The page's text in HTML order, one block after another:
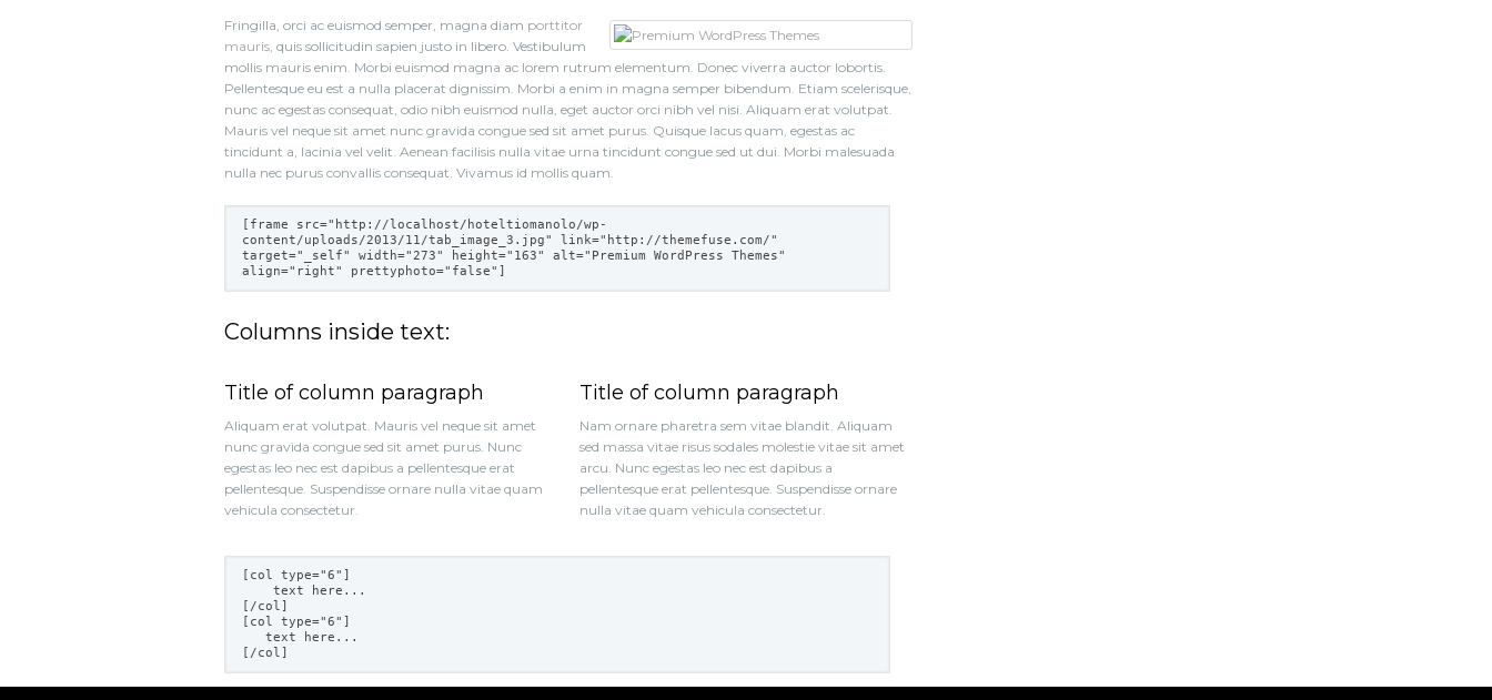
Fringilla, orci ac euismod semper, magna diam porttitor
mauris , quis sollicitudin sapien justo in libero. Vestibulum
mollis mauris enim. Morbi euismod magna ac lorem rutrum elementum. Donec viverra auctor lobortis.
Pellentesque eu est a nulla placerat dignissim. Morbi a enim in magna semper bibendum. Etiam scelerisque,
nunc ac egestas consequat, odio nibh euismod nulla, eget auctor orci nibh vel nisi. Aliquam erat volutpat.
Mauris vel neque sit amet nunc gravida congue sed sit amet purus. Quisque lacus quam, egestas ac
tincidunt a, lacinia vel velit. Aenean facilisis nulla vitae urna tincidunt congue sed ut dui. Morbi malesuada
nulla nec purus convallis consequat. Vivamus id mollis quam.
[frame src=" http://localhost/hoteltiomanolo/wp-
content/uploads/2013/11/tab_image_3.jpg" link=" http://themefuse.com/"
target="_self" width="273" height="163" alt="Premium WordPress Themes"
align="right" prettyphoto="false"]
Columns inside text:
Title of column paragraph
Aliquam erat volutpat. Mauris vel neque sit amet
nunc gravida congue sed sit amet purus. Nunc
egestas leo nec est dapibus a pellentesque erat
pellentesque. Suspendisse ornare nulla vitae quam
vehicula consectetur.
Title of column paragraph
Nam ornare pharetra sem vitae blandit. Aliquam
sed massa vitae risus sodales molestie vitae sit amet
arcu. Nunc egestas leo nec est dapibus a
pellentesque erat pellentesque. Suspendisse ornare
nulla vitae quam vehicula consectetur.
[col type="6"]
text here...
[/col]
[col type="6"]
text here...
[/col]